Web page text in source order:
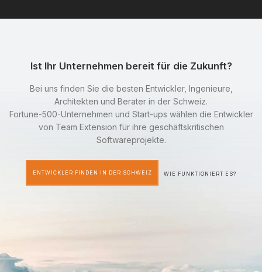
Ist Ihr Unternehmen bereit für die Zukunft?
Bei uns finden Sie die besten Entwickler, Ingenieure,
Architekten und Berater in der Schweiz.
Fortune-500-Unternehmen und Start-ups wählen die Entwickler
von Team Extension für ihre geschäftskritischen
Softwareprojekte.
ENTWICKLER FINDEN IN DER SCHWEIZ WIE FUNKTIONIERT ES?